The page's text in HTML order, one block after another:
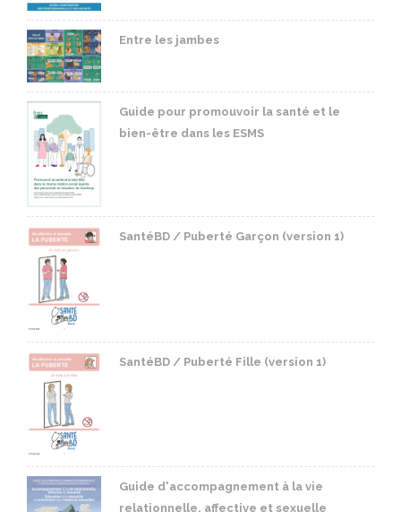
Entre les jambes
Guide pour promouvoir la santé et le
bien-être dans les ESMS
SantéBD / Puberté Garçon (version 1)
SantéBD / Puberté Fille (version 1)
Guide d'accompagnement à la vie
relationnelle, affective et sexuelle